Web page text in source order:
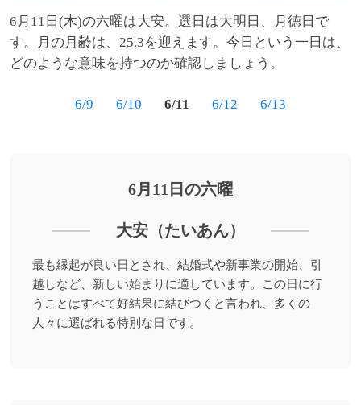
6月11日(木)の六曜は大安。選日は大明日、月徳日で
す。月の月齢は、25.3を迎えます。今日という一日は、
どのような意味を持つのか確認しましょう。
6/9 6/10 6/11 6/12 6/13
6月11日の六曜
大安（たいあん）
最も縁起が良い日とされ、結婚式や新事業の開始、引
越しなど、新しい始まりに適しています。この日に行
うことはすべて好結果に結びつくと言われ、多くの
人々に選ばれる特別な日です。